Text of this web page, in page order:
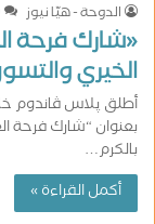
الدوحة - هيّا نيوز
«شارك فرحة
الخيري
أطلق پلاس ڤاندوم
بعنوان “شارك فرحة
بالكرم…
أكمل القراءة »